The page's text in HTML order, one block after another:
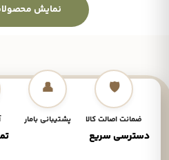
نمایش
🛡️
ضمانت اصالت کالا
👤
پشتیبانی بامار
دسترسی سریع